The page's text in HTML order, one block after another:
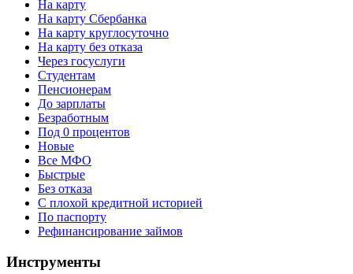
На карту
На карту Сбербанка
На карту круглосуточно
На карту без отказа
Через госуслуги
Студентам
Пенсионерам
До зарплаты
Безработным
Под 0 процентов
Новые
Все МФО
Быстрые
Без отказа
С плохой кредитной историей
По паспорту
Рефинансирование займов
Инструменты